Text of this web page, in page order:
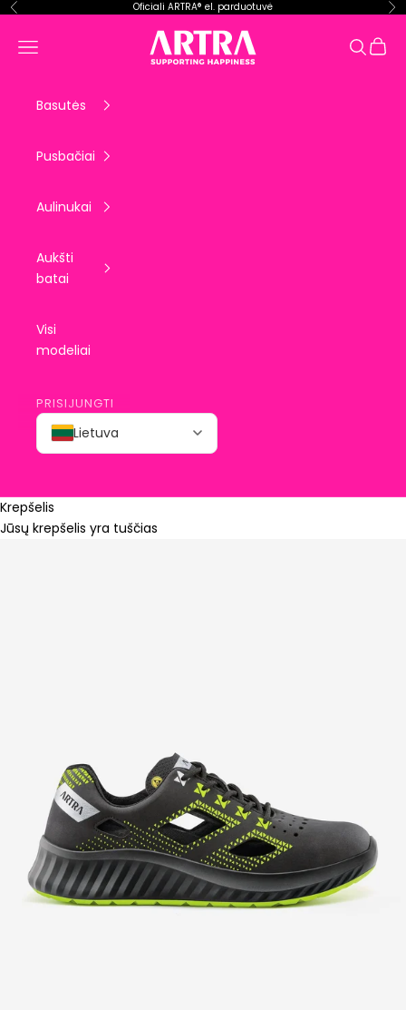
Pereiti prie turinio
Ankstesnis Oficiali ARTRA® el. parduotuvė
ARTRA EU
Meniu Paieška
Basutės
Pusbačiai
Aulinukai
Aukšti
batai
Visi
modeliai
PRISIJUNGTI
Lietuva
Krepšelis
Jūsų krepšelis yra tuščias